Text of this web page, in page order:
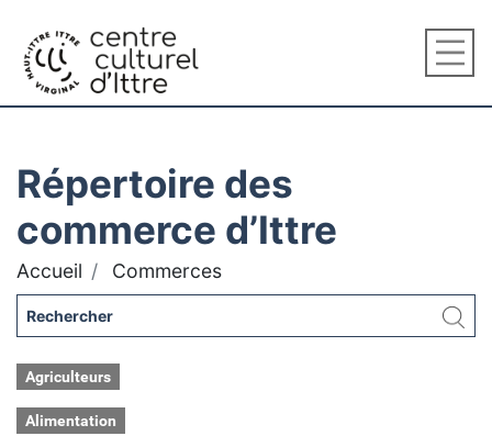
Répertoire des
commerce d’Ittre
Accueil Commerces
Agriculteurs
Alimentation